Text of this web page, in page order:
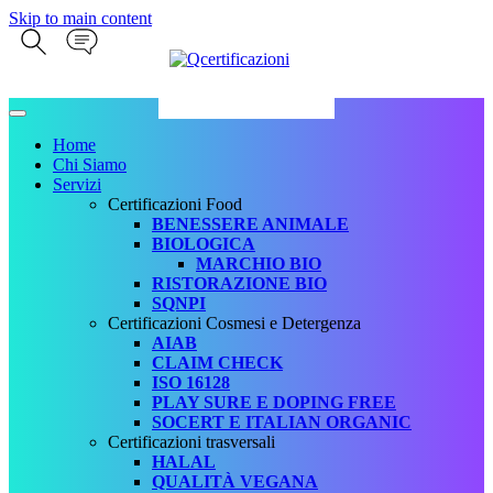
Skip to main content
Home
Chi Siamo
Servizi
Certificazioni Food
BENESSERE ANIMALE
BIOLOGICA
MARCHIO BIO
RISTORAZIONE BIO
SQNPI
Certificazioni Cosmesi e Detergenza
AIAB
CLAIM CHECK
ISO 16128
PLAY SURE E DOPING FREE
SOCERT E ITALIAN ORGANIC
Certificazioni trasversali
HALAL
QUALITÀ VEGANA